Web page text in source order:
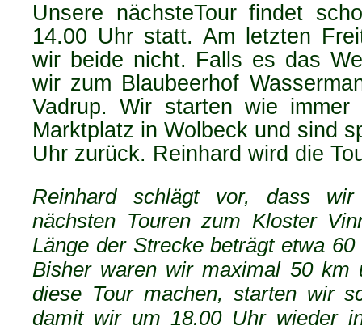
Unsere nächsteTour findet
14.00 Uhr statt. Am letzten
wir beide nicht. Falls es das
wir zum Blaubeerhof
Vadrup. Wir starten wie
Marktplatz in Wolbeck und sind
Uhr zurück. Reinhard wird die
Reinhard schlägt vor, dass
nächsten Touren zum Kloster
Länge der Strecke beträgt etwa
Bisher waren wir maximal 50 km
diese Tour machen, starten wir
damit wir um 18.00 Uhr wieder